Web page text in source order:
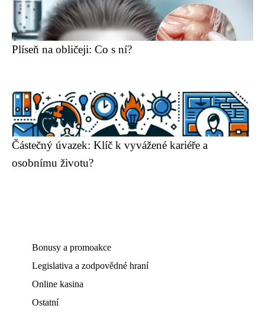
Plíseň na obličeji: Co s ní?
Částečný úvazek: Klíč k vyvážené kariéře a
osobnímu životu?
Bonusy a promoakce
Legislativa a zodpovědné hraní
Online kasina
Ostatní